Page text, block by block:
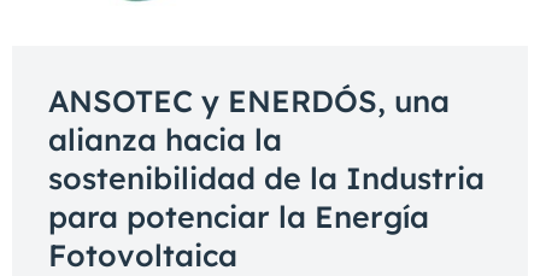
ANSOTEC y ENERDÓS, una
alianza hacia la
sostenibilidad de la Industria
para potenciar la Energía
Fotovoltaica